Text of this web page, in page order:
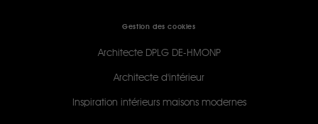
Gestion des cookies
Architecte DPLG DE-HMONP
Architecte d'intérieur
Inspiration intérieurs maisons modernes